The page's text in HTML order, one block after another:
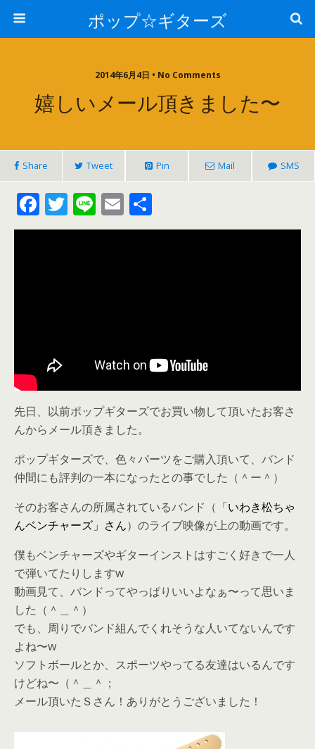
ポップ☆ギターズ
2014年6月4日 • No Comments
嬉しいメール頂きました〜
Share Tweet Pin Mail SMS
F
ac
T
w
Li
n
E
m 有
先日、以前ポップギターズでお買い物して頂いたお客さ
んからメール頂きました。
ポップギターズで、色々パーツをご購入頂いて、バンド
仲間にも評判の一本になったとの事でした（＾ー＾）
そのお客さんの所属されているバンド（「いわき松ちゃ
んベンチャーズ」さん）のライブ映像が上の動画です。
僕もベンチャーズやギターインストはすごく好きで一人
で弾いてたりしますw
動画見て、バンドってやっぱりいいよなぁ〜って思いま
した（＾＿＾）
でも、周りでバンド組んでくれそうな人いてないんです
よね〜w
ソフトボールとか、スポーツやってる友達はいるんです
けどね〜（＾＿＾；
メール頂いたＳさん！ありがとうございました！